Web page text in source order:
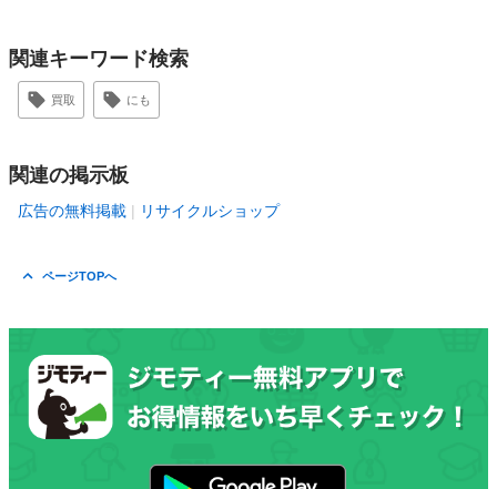
関連キーワード検索
買取 にも
関連の掲示板
広告の無料掲載 リサイクルショップ
ページTOPへ